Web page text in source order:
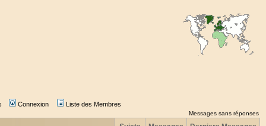
Connexion Liste des Membres
Messages sans réponses